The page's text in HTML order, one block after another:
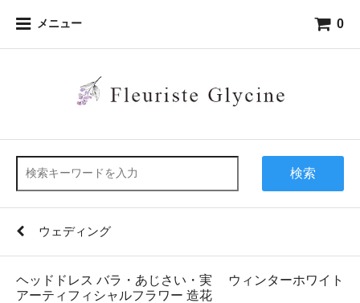
メニュー 0
検索
ウェディング
ヘッドドレス バラ・あじさい・実 ウィンターホワイト
アーティフィシャルフラワー 造花